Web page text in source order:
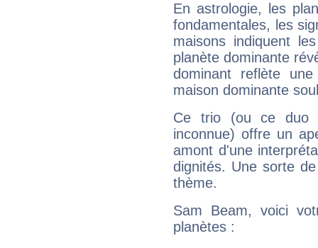
En astrologie, les
fondamentales, les
maisons indiquent
planète dominante
dominant reflète
maison dominante
Ce trio (ou ce duo
inconnue) offre un
amont d'une
dignités. Une sorte
thème.
Sam Beam, voici
planètes :